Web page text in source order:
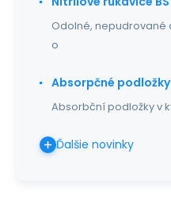
Odolné, nepudrované
o
Absorpčné podložky
Absorbční podložky v
Ďalšie novinky